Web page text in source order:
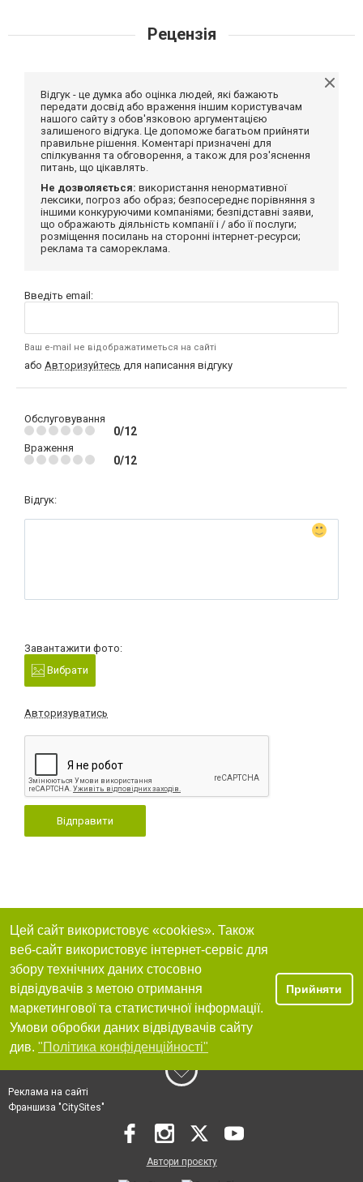
Рецензія
Відгук - це думка або оцінка людей, які бажають
передати досвід або враження іншим користувачам
нашого сайту з обов'язковою аргументацією
залишеного відгука. Це допоможе багатьом прийняти
правильне рішення. Коментарі призначені для
спілкування та обговорення, а також для роз'яснення
питань, що цікавлять.
Не дозволяється: використання ненормативної
лексики, погроз або образ; безпосереднє порівняння з
іншими конкуруючими компаніями; безпідставні заяви,
що ображають діяльність компанії і / або її послуги;
розміщення посилань на сторонні інтернет-ресурси;
реклама та самореклама.
Введіть email:
Ваш e-mail не відображатиметься на сайті
або Авторизуйтесь для написання відгуку
Обслуговування
0/12
Враження
0/12
Відгук:
Завантажити фото:
Вибрати
Авторизуватись
Відправити
Цей сайт використовує «cookies». Також
веб-сайт використовує інтернет-сервіс для
збору технічних даних стосовно
відвідувачів з метою отримання
маркетингової та статистичної інформації.
Умови обробки даних відвідувачів сайту
див. "Політика конфіденційності"
Прийняти
Реклама на сайті
Франшиза "CitySites"
Автори проєкту